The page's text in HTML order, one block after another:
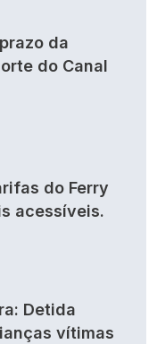
da
do Canal
do Ferry
acessíveis.
Detida
vítimas